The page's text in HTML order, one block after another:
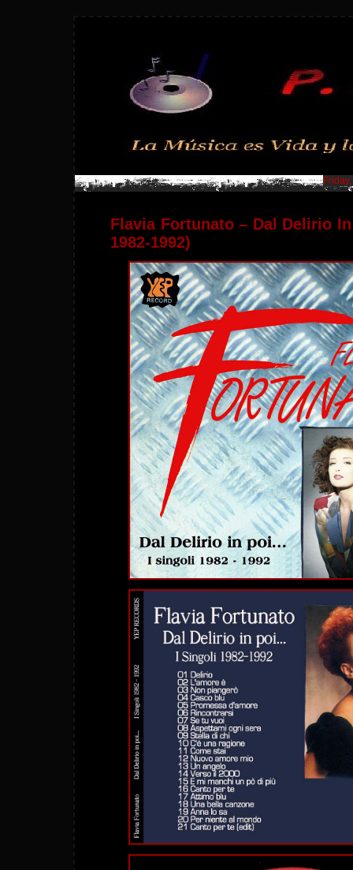
Flavia Fortunato – Dal Delirio
1982-1992)